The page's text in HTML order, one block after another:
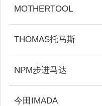
MOTHERTOOL
THOMAS托马斯
NPM步进马达
今田IMADA